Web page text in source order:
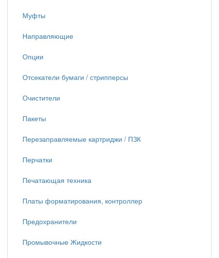
Муфты
Направляющие
Опции
Отсекатели бумаги / стрипперсы
Очистители
Пакеты
Перезаправляемые картриджи / ПЗК
Перчатки
Печатающая техника
Платы форматирования, контроллер
Предохранители
Промывочные Жидкости